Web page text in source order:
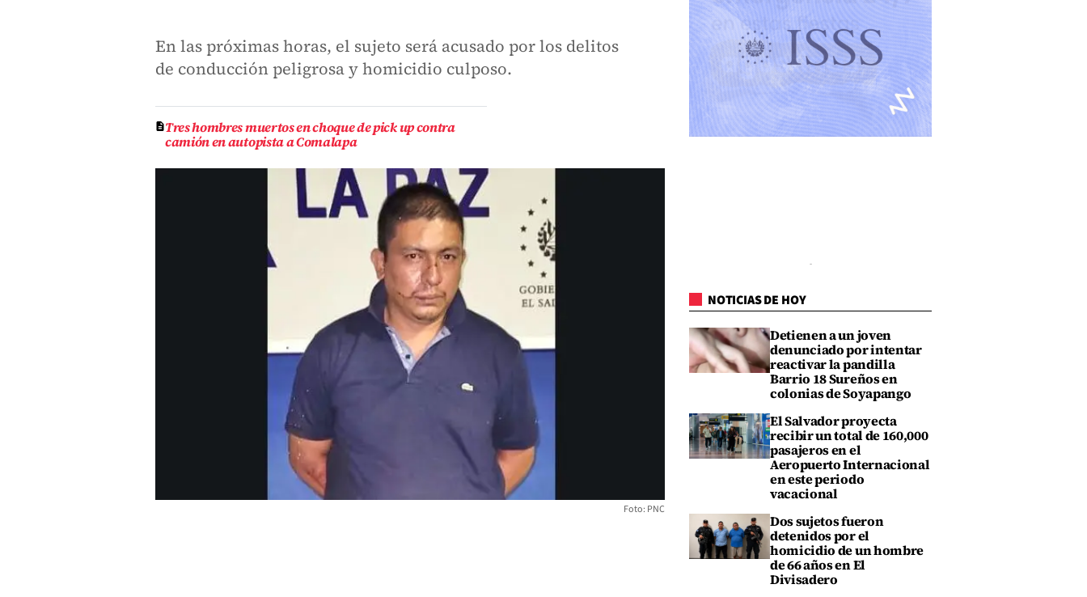
En las próximas horas, el sujeto será acusado por los delitos
de conducción peligrosa y homicidio culposo.
Tres hombres muertos en choque de pick up contra
camión en autopista a Comalapa
Foto: PNC
NOTICIAS DE HOY
Detienen a un joven
denunciado por intentar
reactivar la pandilla
Barrio 18 Sureños en
colonias de Soyapango
El Salvador proyecta
recibir un total de 160,000
pasajeros en el
Aeropuerto Internacional
en este periodo
vacacional
Dos sujetos fueron
detenidos por el
homicidio de un hombre
de 66 años en El
Divisadero